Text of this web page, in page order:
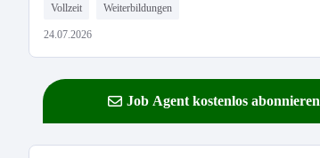
Vollzeit Weiterbildungen
24.07.2026
Job Agent kostenlos abonnieren